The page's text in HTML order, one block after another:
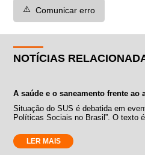
⚠️ Comunicar erro
NOTÍCIAS
A saúde e o saneamento frente ao
Situação do SUS é debatida em
Políticas Sociais no Brasil”. O texto
LER MAIS